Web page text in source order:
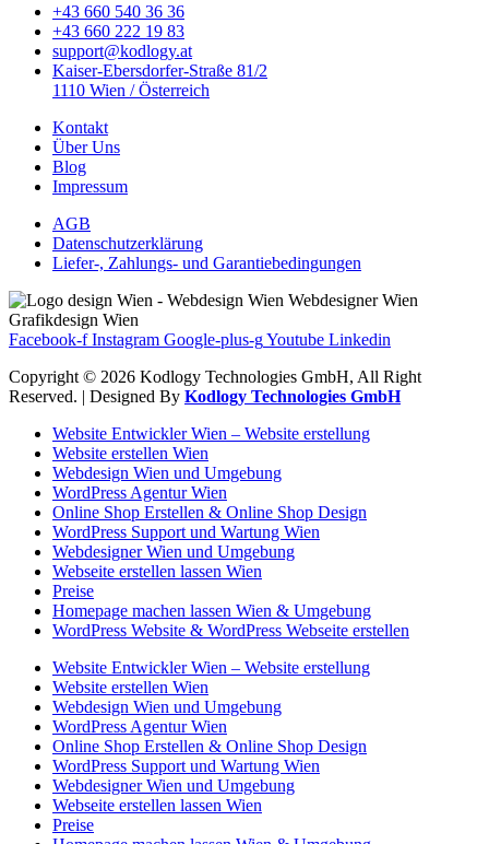
+43 660 540 36 36
+43 660 222 19 83
support@kodlogy.at
Kaiser-Ebersdorfer-Straße 81/2
1110 Wien / Österreich
Kontakt
Über Uns
Blog
Impressum
AGB
Datenschutzerklärung
Liefer-, Zahlungs- und Garantiebedingungen
Facebook-f Instagram Google-plus-gYoutube Linkedin
Copyright © 2026 Kodlogy Technologies GmbH, All Right
Reserved. | Designed By Kodlogy Technologies GmbH
Website Entwickler Wien – Website erstellung
Website erstellen Wien
Webdesign Wien und Umgebung
WordPress Agentur Wien
Online Shop Erstellen & Online Shop Design
WordPress Support und Wartung Wien
Webdesigner Wien und Umgebung
Webseite erstellen lassen Wien
Preise
Homepage machen lassen Wien & Umgebung
WordPress Website & WordPress Webseite erstellen
Website Entwickler Wien – Website erstellung
Website erstellen Wien
Webdesign Wien und Umgebung
WordPress Agentur Wien
Online Shop Erstellen & Online Shop Design
WordPress Support und Wartung Wien
Webdesigner Wien und Umgebung
Webseite erstellen lassen Wien
Preise